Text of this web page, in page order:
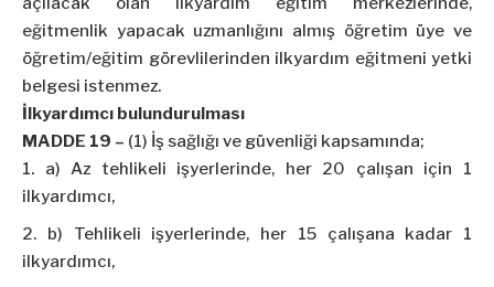
eğitmenlik yapacak uzmanlığını almış öğretim üye ve
öğretim/eğitim görevlilerinden ilkyardım eğitmeni yetki
belgesi istenmez.
İlkyardımcı bulundurulması
MADDE 19 – (1) İş sağlığı ve güvenliği kapsamında;
a) Az tehlikeli işyerlerinde, her 20 çalışan için 1
ilkyardımcı,
b) Tehlikeli işyerlerinde, her 15 çalışana kadar 1
ilkyardımcı,